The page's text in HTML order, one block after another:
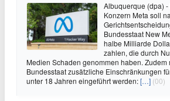
Albuquerque (dpa)
Konzern Meta soll
Bundesstaat New
halbe Milliarde
zahlen, die durch
Medien Schaden genommen haben. Zudem
Bundesstaat zusätzliche Einschränkungen
unter 18 Jahren eingeführt werden:[…] (00)